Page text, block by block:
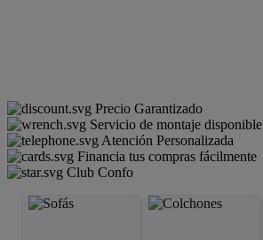
Precio Garantizado
Servicio de montaje disponible
Atención Personalizada
Financia tus compras fácilmente
Club Confo